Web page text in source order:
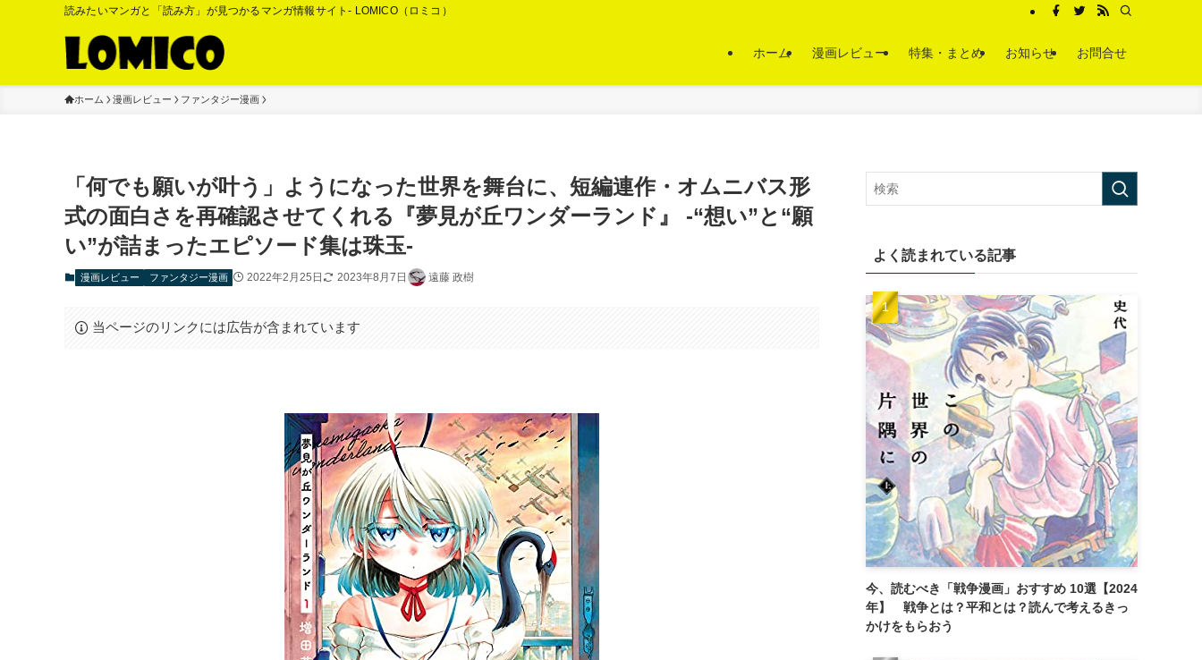
読みたいマンガと「読み方」が見つかるマンガ情報サイト- LOMICO（ロミコ）
ホーム 漫画レビュー 特集・まとめ お知らせ お問合せ
ホーム 漫画レビュー ファンタジー漫画
「何でも願いが叶う」ようになった世界を舞台に、短編連作・オムニバス形
式の面白さを再確認させてくれる『夢見が丘ワンダーランド』 -“想い”と“願
い”が詰まったエピソード集は珠玉-
漫画レビュー ファンタジー漫画 2022年2月25日 2023年8月7日 遠藤 政樹
当ページのリンクには広告が含まれています
よく読まれている記事
今、読むべき「戦争漫画」おすすめ 10選【2024
年】 戦争とは？平和とは？読んで考えるきっ
かけをもらおう